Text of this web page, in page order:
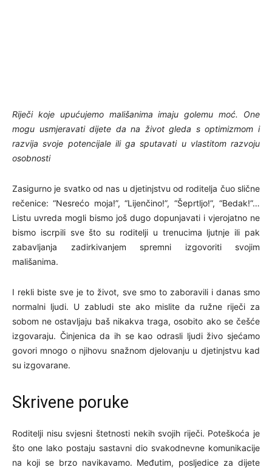
Riječi koje upućujemo mališanima imaju golemu moć. One
mogu usmjeravati dijete da na život gleda s optimizmom i
razvija svoje potencijale ili ga sputavati u vlastitom razvoju
osobnosti
Zasigurno je svatko od nas u djetinjstvu od roditelja čuo slične
rečenice: “Nesrećo moja!”, “Lijenčino!”, “Šeprtljo!”, “Bedak!”…
Listu uvreda mogli bismo još dugo dopunjavati i vjerojatno ne
bismo iscrpili sve što su roditelji u trenucima ljutnje ili pak
zabavljanja zadirkivanjem spremni izgovoriti svojim
mališanima.
I rekli biste sve je to život, sve smo to zaboravili i danas smo
normalni ljudi. U zabludi ste ako mislite da ružne riječi za
sobom ne ostavljaju baš nikakva traga, osobito ako se češće
izgovaraju. Činjenica da ih se kao odrasli ljudi živo sjećamo
govori mnogo o njihovu snažnom djelovanju u djetinjstvu kad
su izgovarane.
Skrivene poruke
Roditelji nisu svjesni štetnosti nekih svojih riječi. Poteškoća je
što one lako postaju sastavni dio svakodnevne komunikacije
na koji se brzo navikavamo. Međutim, posljedice za dijete